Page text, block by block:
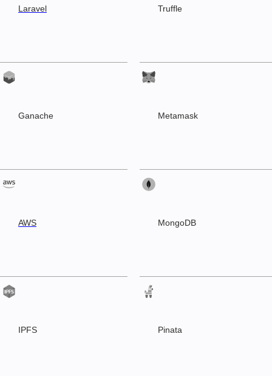
Laravel Truffle
Ganache Metamask
AWS MongoDB
IPFS Pinata